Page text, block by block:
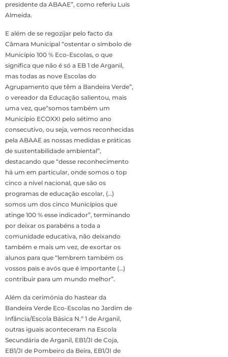
presidente da ABAAE”, como referiu Luís
Almeida.
E além de se regozijar pelo facto da
Câmara Municipal “ostentar o símbolo de
Município 100 % Eco-Escolas, o que
significa que não é só a EB 1 de Arganil,
mas todas as nove Escolas do
Agrupamento que têm a Bandeira Verde”,
o vereador da Educação salientou, mais
uma vez, que“somos também um
Município ECOXXI pelo sétimo ano
consecutivo, ou seja, vemos reconhecidas
pela ABAAE as nossas medidas e práticas
de sustentabilidade ambiental”,
destacando que “desse reconhecimento
há um em particular, onde somos o top
cinco a nível nacional, que são os
programas de educação escolar, (…)
somos um dos cinco Municípios que
atinge 100 % esse indicador”, terminando
por deixar os parabéns a toda a
comunidade educativa, não deixando
também e mais um vez, de exortar os
alunos para que “lembrem também os
vossos pais e avós que é importante (…)
contribuir para um mundo melhor”.
Além da cerimónia do hastear da
Bandeira Verde Eco-Escolas no Jardim de
Infância/Escola Básica N.º 1 de Arganil,
outras iguais aconteceram na Escola
Secundária de Arganil, EB1/JI de Coja,
EB1/JI de Pombeiro da Beira, EB1/JI de